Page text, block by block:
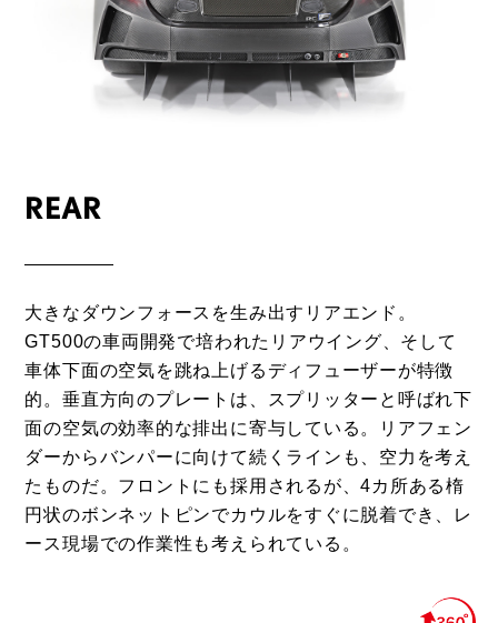
REAR
大きなダウンフォースを生み出すリアエンド。
GT500の車両開発で培われたリアウイング、そして
車体下面の空気を跳ね上げるディフューザーが特徴
的。垂直方向のプレートは、スプリッターと呼ばれ下
面の空気の効率的な排出に寄与している。リアフェン
ダーからバンパーに向けて続くラインも、空力を考え
たものだ。フロントにも採用されるが、4カ所ある楕
円状のボンネットピンでカウルをすぐに脱着でき、レ
ース現場での作業性も考えられている。